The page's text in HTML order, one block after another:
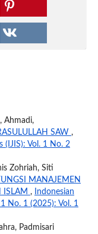
Ahmadi,
SAW ,
(IJIS): Vol. 1 No. 2
Zohriah, Siti
MANAJEMEN
ISLAM ,
Indonesian
No. 1 (2025): Vol. 1
Padmisari